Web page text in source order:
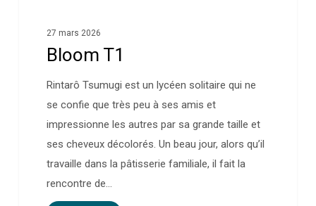
27 mars 2026
Bloom T1
Rintarô Tsumugi est un lycéen solitaire qui ne
se confie que très peu à ses amis et
impressionne les autres par sa grande taille et
ses cheveux décolorés. Un beau jour, alors qu’il
travaille dans la pâtisserie familiale, il fait la
rencontre de…